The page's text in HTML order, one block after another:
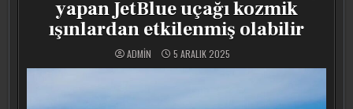
yapan JetBlue uçağı kozmik
ışınlardan etkilenmiş olabilir
ADMIN 5 ARALIK 2025